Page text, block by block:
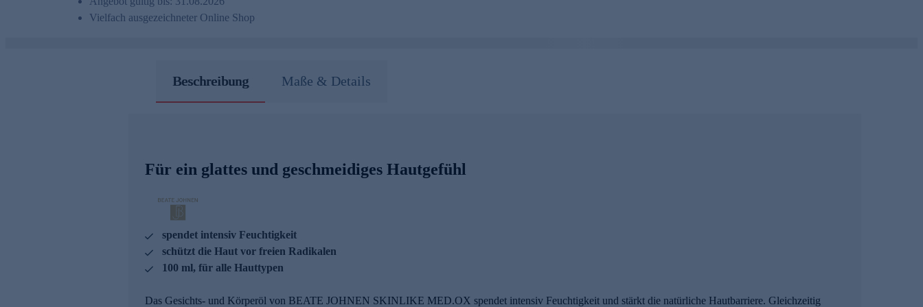
Vielfach ausgezeichneter Online Shop
Beschreibung Maße & Details
Für ein glattes und geschmeidiges Hautgefühl
spendet intensiv Feuchtigkeit
schützt die Haut vor freien Radikalen
100 ml, für alle Hauttypen
Das Gesichts- und Körperöl von BEATE JOHNEN SKINLIKE MED.OX spendet intensiv Feuchtigkeit und stärkt die natürliche Hautbarriere. Gleichzeitig